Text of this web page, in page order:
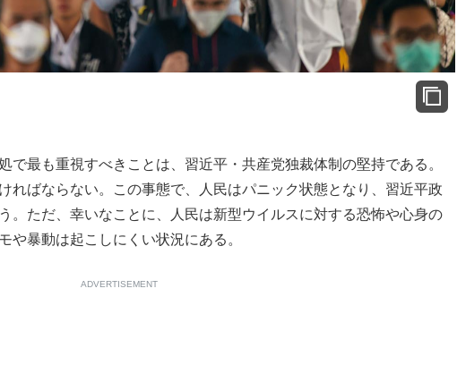
最も重視すべきことは、習近平・共産党独裁体制の堅持である。
ればならない。この事態で、人民はパニック状態となり、習近平政
。ただ、幸いなことに、人民は新型ウイルスに対する恐怖や心身の
や暴動は起こしにくい状況にある。
ADVERTISEMENT